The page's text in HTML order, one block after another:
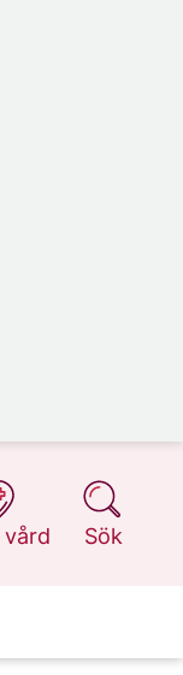
Sök
på 1177.se